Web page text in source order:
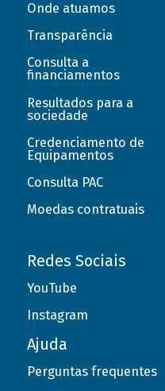
Onde atuamos
Transparência
Consulta a
financiamentos
Resultados para a
sociedade
Credenciamento de
Equipamentos
Consulta PAC
Moedas contratuais
Redes Sociais
YouTube
Instagram
Ajuda
Perguntas frequentes